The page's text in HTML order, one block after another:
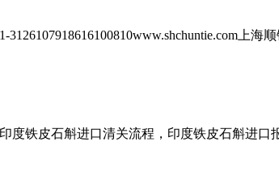
上海
度铁皮石斛进口清关流程，印度铁皮石斛进